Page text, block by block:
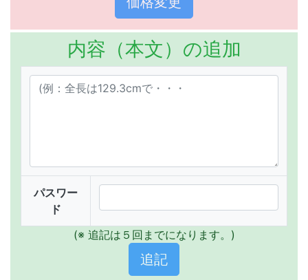
内容（本文）の追加
パスワー
ド
(※ 追記は５回までになります。)